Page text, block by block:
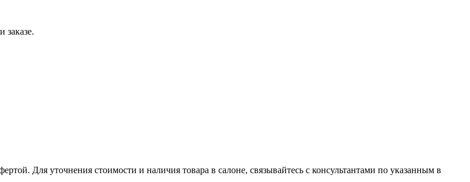
заказе.
Для уточнения стоимости и наличия товара в салоне, связывайтесь с консультантами по указанным в